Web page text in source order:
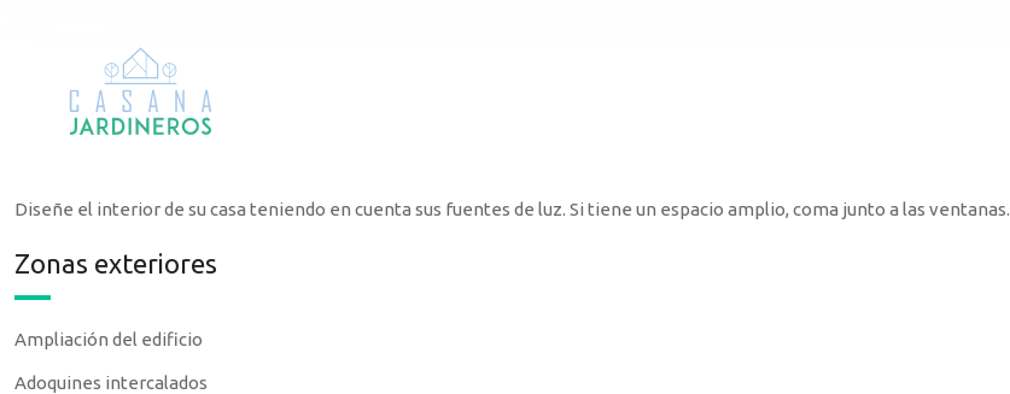
Diseñe el interior de su casa teniendo en cuenta sus fuentes de luz. Si tiene un espacio amplio, coma junto a las ventanas.
Zonas exteriores
Ampliación del edificio
Adoquines intercalados